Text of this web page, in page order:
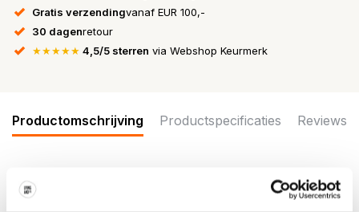
Gratis verzendingvanaf EUR 100,-
30 dagenretour
★★★★★ 4,5/5 sterren via Webshop Keurmerk
Productomschrijving Productspecificaties Reviews
Handgemaakte drinkglazen van het interieurmerk Hubsch. De
Hubsch Orbit glazen worden geleverd in een set van 6 stuks. De